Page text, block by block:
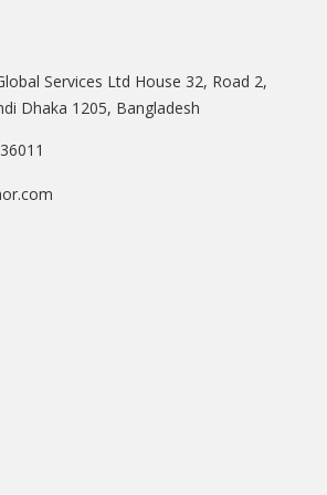
Services Ltd House 32, Road 2,
Dhaka 1205, Bangladesh